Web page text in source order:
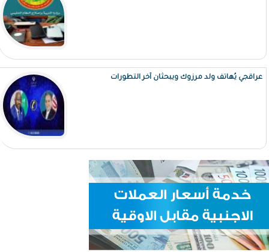
عراقجي يُهاتف ولد مرزوك ويبحثان آخر التطورات